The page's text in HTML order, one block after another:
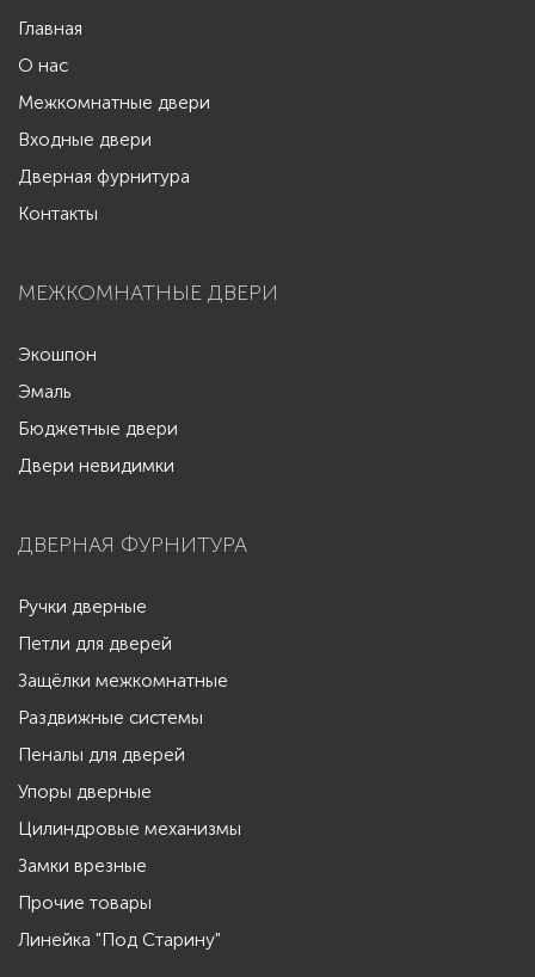
Главная
О нас
Межкомнатные двери
Входные двери
Дверная фурнитура
Контакты
МЕЖКОМНАТНЫЕ ДВЕРИ
Экошпон
Эмаль
Бюджетные двери
Двери невидимки
ДВЕРНАЯ ФУРНИТУРА
Ручки дверные
Петли для дверей
Защёлки межкомнатные
Раздвижные системы
Пеналы для дверей
Упоры дверные
Цилиндровые механизмы
Замки врезные
Прочие товары
Линейка "Под Старину"